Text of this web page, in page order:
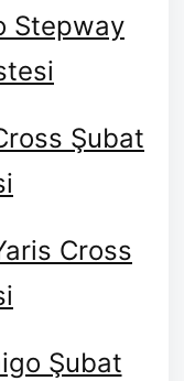
Stepway
Şubat
Cross
Şubat